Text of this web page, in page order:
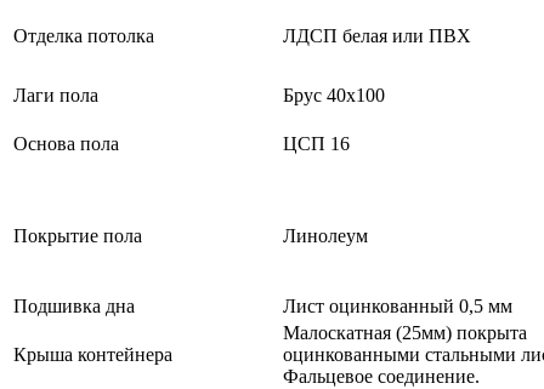
Отделка потолка ЛДСП белая или ПВХ
Лаги пола Брус 40х100
Основа пола ЦСП 16
Покрытие пола Линолеум
Подшивка дна Лист оцинкованный 0,5 мм
Крыша контейнера
Малоскатная (25мм) покрыта
оцинкованными стальными
Фальцевое соединение.